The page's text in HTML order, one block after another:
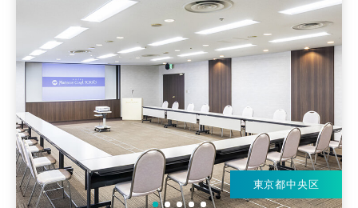
東京都中央区